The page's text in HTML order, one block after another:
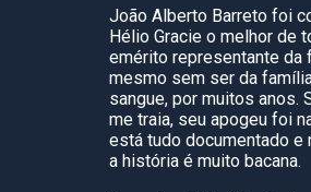
João Alberto Barreto foi
Hélio Gracie o melhor de
emérito representante da
mesmo sem ser da
sangue, por muitos anos.
me traia, seu apogeu foi
está tudo documentado e
a história é muito bacana.